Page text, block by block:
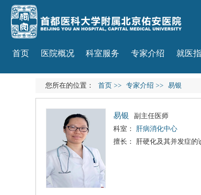
首页 医院概况 科室服务 专家介绍 就医
您所在的位置： 首页 >> 专家介绍 >> 易银
易银
副主任医师
科室：
肝病消化中心
擅长：
肝硬化及其并发症的